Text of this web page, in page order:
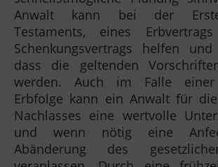
Anwalt kann bei der
Testaments, eines
Schenkungsvertrags helfen und
dass die geltenden
werden. Auch im Falle einer
Erbfolge kann ein Anwalt für
Nachlasses eine wertvolle
und wenn nötig eine
Abänderung des